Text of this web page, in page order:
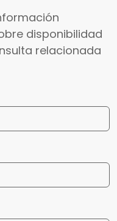
disponibilidad
relacionada